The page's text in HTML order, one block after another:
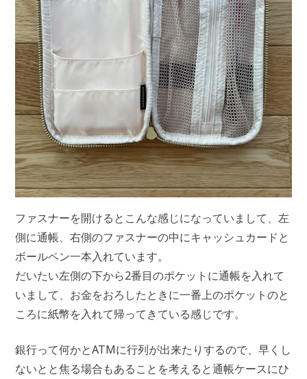
ファスナーを開けるとこんな感じになっていまして、左
側に通帳、右側のファスナーの中にキャッシュカードと
ボールペン一本入れています。
だいたい左側の下から2番目のポケットに通帳を入れて
いまして、お金をおろしたときに一番上のポケットのと
ころに紙幣を入れて帰ってきている感じです。
銀行って何かとATMに行列が出来たりするので、早くし
ないとと焦る場合もあることを考えると通帳ケースにひ